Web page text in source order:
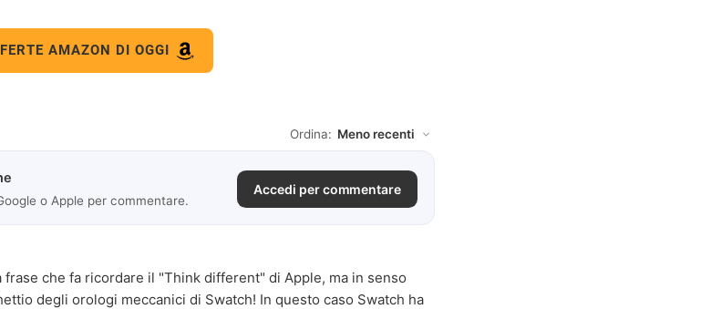
AMAZON DI OGGI
Ordina:
o Apple per commentare.
Accedi per commentare
che fa ricordare il "Think different" di Apple, ma in senso
degli orologi meccanici di Swatch! In questo caso Swatch ha